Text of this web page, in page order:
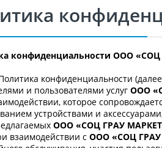
конфиденциальности ООО
конфиденциальности
и пользователями услуг ООО
которое
устройствами и
ООО «СОЦ ГРАУ
взаимодействии с ООО «СОЦ